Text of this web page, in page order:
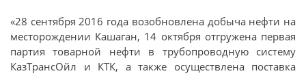
«28 сентября 2016 года возобновлена добыча нефти на
месторождении Кашаган, 14 октября отгружена первая
партия товарной нефти в трубопроводную систему
КазТрансОйл и КТК, а также осуществлена поставка